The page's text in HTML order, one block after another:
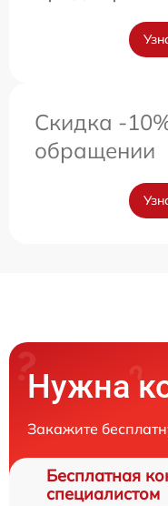
Скидка -
обращении
Нужна
Закажите
Бесплатная
специалистом